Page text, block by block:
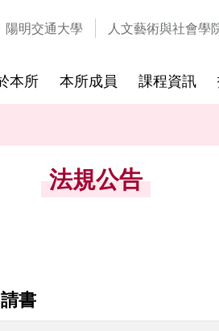
陽明交通大學 人文藝術與社會學
本所 本所成員 課程資訊
法規公告
書